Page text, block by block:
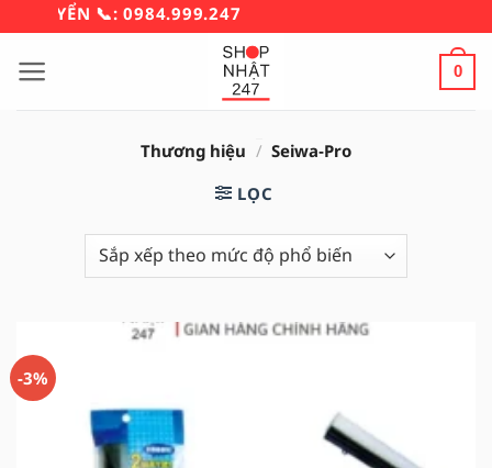
qua
nội
📞: 0984.999.247
0
Thương hiệu / Seiwa‑Pro
LỌC
-3%